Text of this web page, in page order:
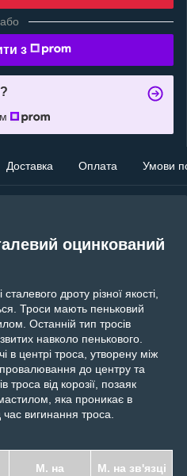
або
з
Доставка Оплата Умови
оцинкований
дроту різної якості,
Троси мають пеньковий
Останній тип тросів
навколо пенькового.
центрі троса, утворену між
до центру та
троса від корозії, позаяк
яка проникає в
час вигинання троса.
М. на
М. на зв'язці